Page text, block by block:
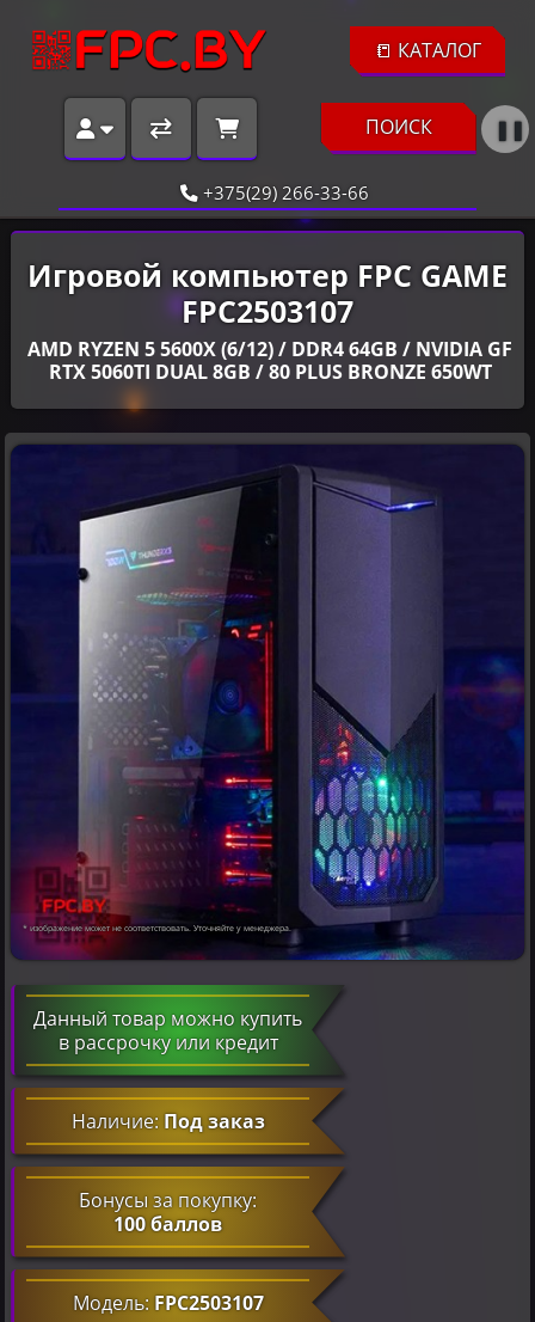
📒 КАТАЛОГ
ПОИСК ❚❚
+375(29) 266-33-66
Игровой компьютер FPC GAME
FPC2503107
AMD RYZEN 5 5600X (6/12) / DDR4 64GB / NVIDIA GF
RTX 5060TI DUAL 8GB / 80 PLUS BRONZE 650WT
* изображение может не соответствовать. Уточняйте у менеджера.
Данный товар можно купить
в рассрочку или кредит
Наличие:Под заказ
Бонусы за покупку:
100 баллов
Модель:FPC2503107